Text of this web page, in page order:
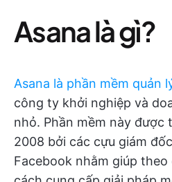
Asana là gì?
Asana là phần mềm quản
công ty khởi nghiệp và
nhỏ. Phần mềm này được
2008 bởi các cựu giám
Facebook nhằm giúp